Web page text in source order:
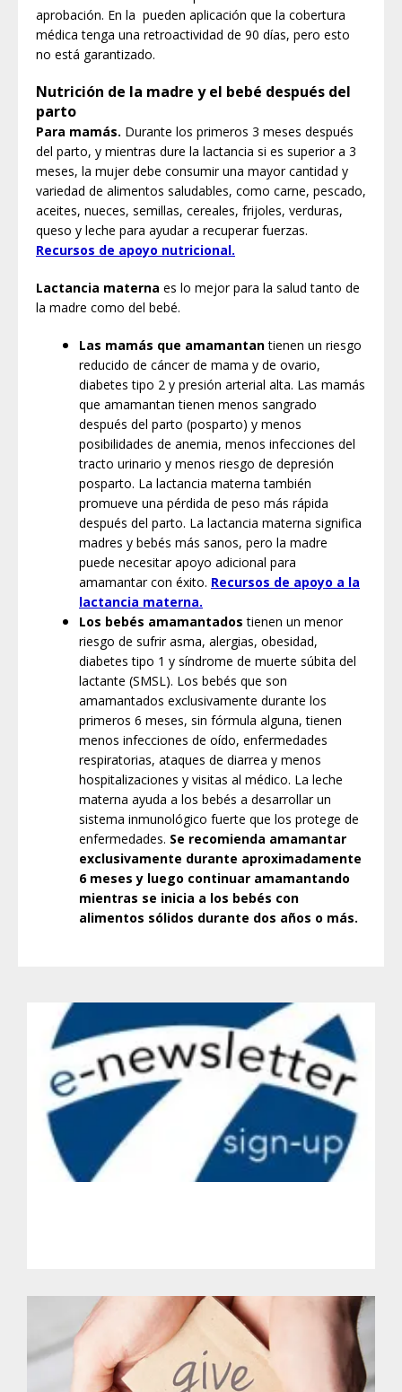
aprobación. En la pueden aplicación que la cobertura
médica tenga una retroactividad de 90 días, pero esto
no está garantizado.
Nutrición de la madre y el bebé después del
parto
Para mamás. Durante los primeros 3 meses después
del parto, y mientras dure la lactancia si es superior a 3
meses, la mujer debe consumir una mayor cantidad y
variedad de alimentos saludables, como carne, pescado,
aceites, nueces, semillas, cereales, frijoles, verduras,
queso y leche para ayudar a recuperar fuerzas.
Recursos de apoyo nutricional.
Lactancia materna es lo mejor para la salud tanto de
la madre como del bebé.
Las mamás que amamantantienen un riesgo
reducido de cáncer de mama y de ovario,
diabetes tipo 2 y presión arterial alta. Las mamás
que amamantan tienen menos sangrado
después del parto (posparto) y menos
posibilidades de anemia, menos infecciones del
tracto urinario y menos riesgo de depresión
posparto. La lactancia materna también
promueve una pérdida de peso más rápida
después del parto. La lactancia materna significa
madres y bebés más sanos, pero la madre
puede necesitar apoyo adicional para
amamantar con éxito. Recursos de apoyo a la
lactancia materna.
Los bebés amamantados tienen un menor
riesgo de sufrir asma, alergias, obesidad,
diabetes tipo 1 y síndrome de muerte súbita del
lactante (SMSL). Los bebés que son
amamantados exclusivamente durante los
primeros 6 meses, sin fórmula alguna, tienen
menos infecciones de oído, enfermedades
respiratorias, ataques de diarrea y menos
hospitalizaciones y visitas al médico. La leche
materna ayuda a los bebés a desarrollar un
sistema inmunológico fuerte que los protege de
enfermedades. Se recomienda amamantar
exclusivamente durante aproximadamente
6 meses y luego continuar amamantando
mientras se inicia a los bebés con
alimentos sólidos durante dos años o más.